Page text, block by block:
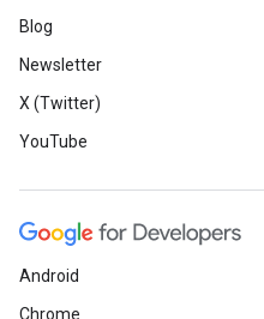
Blog
Newsletter
X (Twitter)
YouTube
Android
Chrome